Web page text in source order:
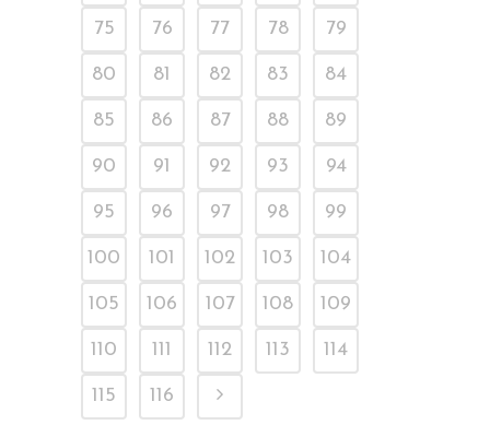
75 76 77 78 79
80 81 82 83 84
85 86 87 88 89
90 91 92 93 94
95 96 97 98 99
100 101 102 103 104
105 106 107 108 109
110 111 112 113 114
115 116